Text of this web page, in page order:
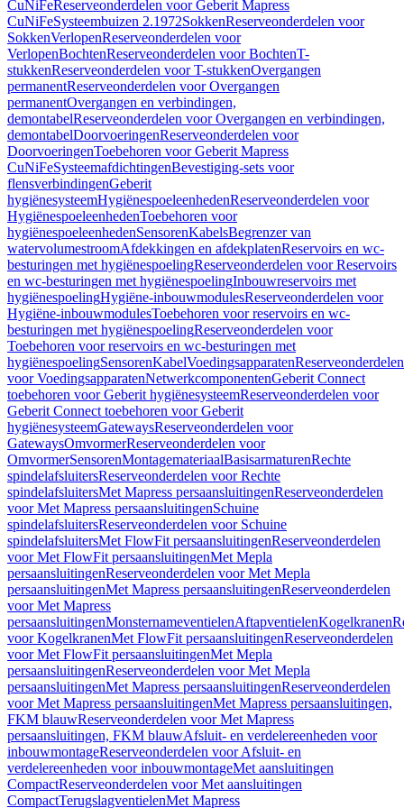
CuNiFeReserveonderdelen voor Geberit Mapress
CuNiFeSysteembuizen 2.1972SokkenReserveonderdelen voor
SokkenVerlopenReserveonderdelen voor
VerlopenBochtenReserveonderdelen voor BochtenT-
stukkenReserveonderdelen voor T-stukkenOvergangen
permanentReserveonderdelen voor Overgangen
permanentOvergangen en verbindingen,
demontabelReserveonderdelen voor Overgangen en verbindingen,
demontabelDoorvoeringenReserveonderdelen voor
DoorvoeringenToebehoren voor Geberit Mapress
CuNiFeSysteemafdichtingenBevestiging-sets voor
flensverbindingenGeberit
hygiënesysteemHygiënespoeleenhedenReserveonderdelen voor
HygiënespoeleenhedenToebehoren voor
hygiënespoeleenhedenSensorenKabelsBegrenzer van
watervolumestroomAfdekkingen en afdekplatenReservoirs en wc-
besturingen met hygiënespoelingReserveonderdelen voor Reservoirs
en wc-besturingen met hygiënespoelingInbouwreservoirs met
hygiënespoelingHygiëne-inbouwmodulesReserveonderdelen voor
Hygiëne-inbouwmodulesToebehoren voor reservoirs en wc-
besturingen met hygiënespoelingReserveonderdelen voor
Toebehoren voor reservoirs en wc-besturingen met
hygiënespoelingSensorenKabelVoedingsapparatenReserveonderdelen
voor VoedingsapparatenNetwerkcomponentenGeberit Connect
toebehoren voor Geberit hygiënesysteemReserveonderdelen voor
Geberit Connect toebehoren voor Geberit
hygiënesysteemGatewaysReserveonderdelen voor
GatewaysOmvormerReserveonderdelen voor
OmvormerSensorenMontagemateriaalBasisarmaturenRechte
spindelafsluitersReserveonderdelen voor Rechte
spindelafsluitersMet Mapress persaansluitingenReserveonderdelen
voor Met Mapress persaansluitingenSchuine
spindelafsluitersReserveonderdelen voor Schuine
spindelafsluitersMet FlowFit persaansluitingenReserveonderdelen
voor Met FlowFit persaansluitingenMet Mepla
persaansluitingenReserveonderdelen voor Met Mepla
persaansluitingenMet Mapress persaansluitingenReserveonderdelen
voor Met Mapress
persaansluitingenMonsternameventielenAftapventielenKogelkranen
voor KogelkranenMet FlowFit persaansluitingenReserveonderdelen
voor Met FlowFit persaansluitingenMet Mepla
persaansluitingenReserveonderdelen voor Met Mepla
persaansluitingenMet Mapress persaansluitingenReserveonderdelen
voor Met Mapress persaansluitingenMet Mapress persaansluitingen,
FKM blauwReserveonderdelen voor Met Mapress
persaansluitingen, FKM blauwAfsluit- en verdelereenheden voor
inbouwmontageReserveonderdelen voor Afsluit- en
verdelereenheden voor inbouwmontageMet aansluitingen
CompactReserveonderdelen voor Met aansluitingen
CompactTerugslagventielenMet Mapress